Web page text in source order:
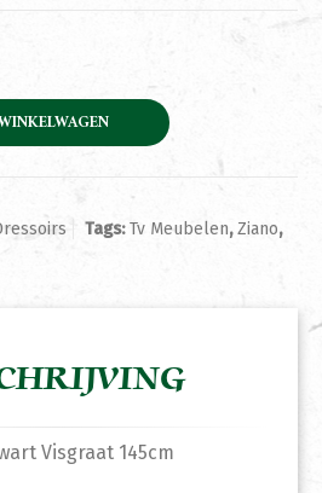
Visgraat 145cm aantal
Tags:Tv Meubelen,Ziano,
Visgraat 145cm